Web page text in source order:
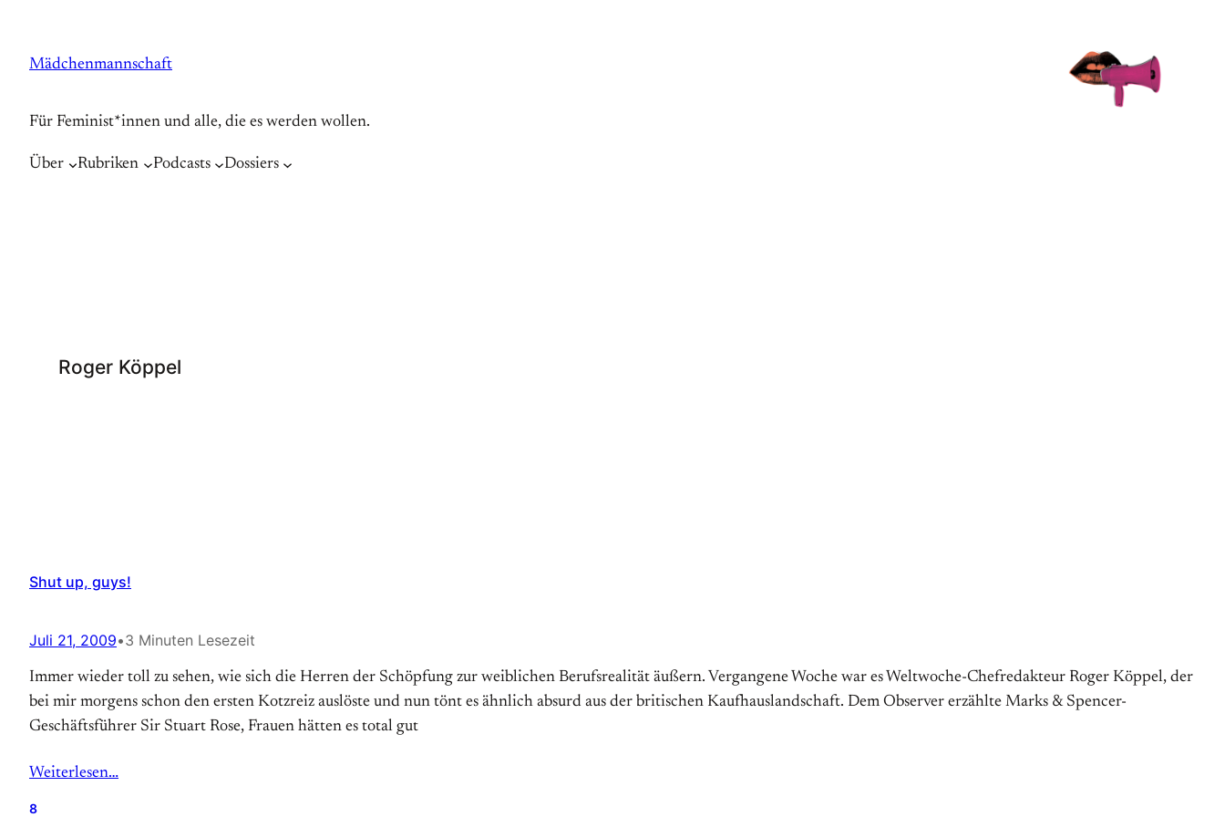
springen
Mädchenmannschaft
Für Feminist*innen und alle, die es werden wollen.
Über Rubriken Podcasts Dossiers
Roger Köppel
Shut up, guys!
Juli 21, 2009•3 Minuten Lesezeit
Immer wieder toll zu sehen, wie sich die Herren der Schöpfung zur weiblichen Berufsrealität äußern. Vergangene Woche war es Weltwoche-Chefredakteur Roger Köppel, der
bei mir morgens schon den ersten Kotzreiz auslöste und nun tönt es ähnlich absurd aus der britischen Kaufhauslandschaft. Dem Observer erzählte Marks & Spencer-
Geschäftsführer Sir Stuart Rose, Frauen hätten es total gut
Weiterlesen…
8